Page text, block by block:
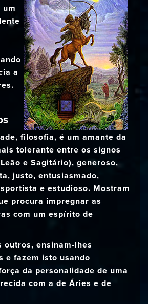
a
filosofia, é um amante da
tolerante entre os signos
e Sagitário), generoso,
justo, entusiasmado,
e estudioso. Mostram
procura impregnar as
com um espírito de
outros, ensinam-lhes
e fazem isto usando
da personalidade de uma
com a de Áries e de